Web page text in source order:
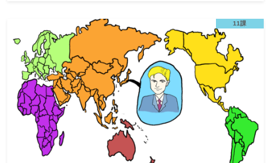
11課